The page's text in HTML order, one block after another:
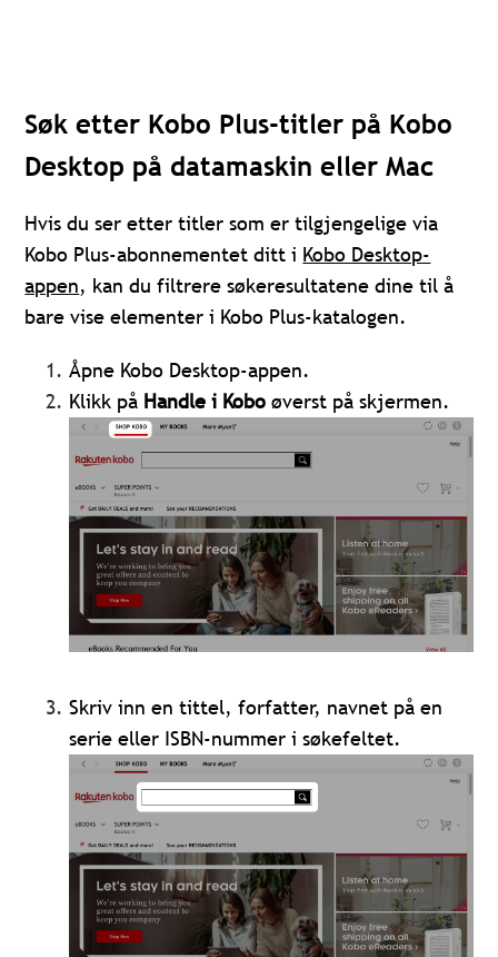
Søk etter Kobo Plus-titler på Kobo
Desktop på datamaskin eller Mac
Hvis du ser etter titler som er tilgjengelige via
Kobo Plus-abonnementet ditt i Kobo Desktop-
appen, kan du filtrere søkeresultatene dine til å
bare vise elementer i Kobo Plus-katalogen.
Åpne Kobo Desktop-appen.
Klikk på Handle i Koboøverst på skjermen.
Skriv inn en tittel, forfatter, navnet på en
serie eller ISBN-nummer i søkefeltet.